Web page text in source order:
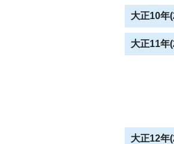
大正10年
大正11年
大正12年